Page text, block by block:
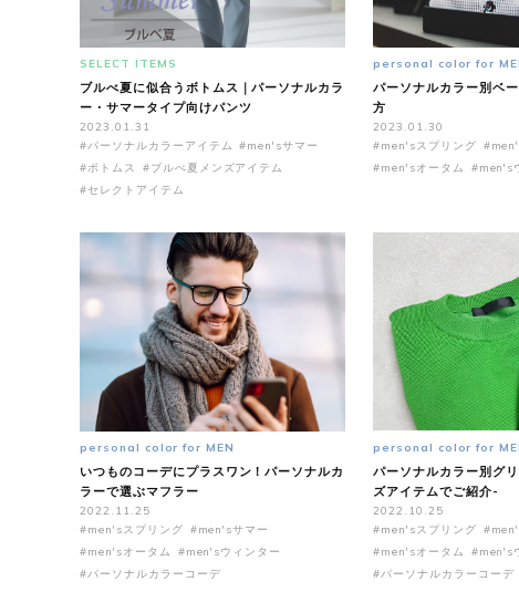
SELECT ITEMS
ブルべ夏に似合うボトムス｜パーソナルカラ
ー・サマータイプ向けパンツ
2023.01.31
#パーソナルカラーアイテム #men'sサマー
#ボトムス
#ブルべ夏メンズアイテム
#セレクトアイテム
personal color for
パーソナルカラー別ベ
方
2023.01.30
#men'sスプリング
#men'sオータム
#men's
personal color for MEN
いつものコーデにプラスワン！パーソナルカ
ラーで選ぶマフラー
2022.11.25
#men'sスプリング #men'sサマー
#men'sオータム
#men'sウィンター
#パーソナルカラーコーデ
personal color for
パーソナルカラー別グ
ズアイテムでご紹介-
2022.10.25
#men'sスプリング
#men'sオータム
#men's
#パーソナルカラーコーデ